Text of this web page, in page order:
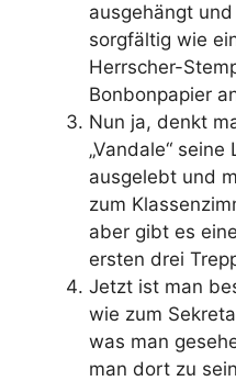
ausgehängt
sorgfältig wie
Herrscher-
Bonbonpapier
Nun ja, denkt
„Vandale“
ausgelebt und
zum
aber gibt es
ersten drei
Jetzt ist man
wie zum
was man
man dort zu